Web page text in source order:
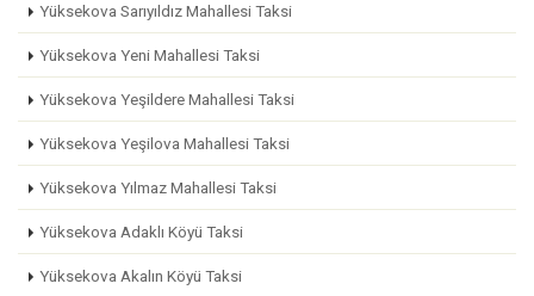
Yüksekova Sarıyıldız Mahallesi Taksi
Yüksekova Yeni Mahallesi Taksi
Yüksekova Yeşildere Mahallesi Taksi
Yüksekova Yeşilova Mahallesi Taksi
Yüksekova Yılmaz Mahallesi Taksi
Yüksekova Adaklı Köyü Taksi
Yüksekova Akalın Köyü Taksi